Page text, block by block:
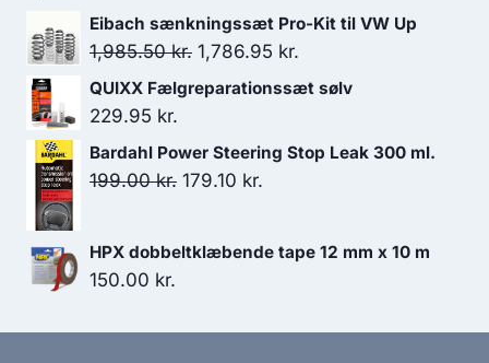
Eibach sænkningssæt Pro-Kit til VW Up
1,985.50kr. Den
oprindelige
1,985.50 kr..
1,786.95 kr.
aktuelle
1,786.95 kr..
QUIXX Fælgreparationssæt sølv
229.95 kr.
Bardahl Power Steering Stop Leak 300 ml.
199.00kr. Den
179.10 kr.
HPX dobbeltklæbende tape 12 mm x 10 m
150.00 kr.